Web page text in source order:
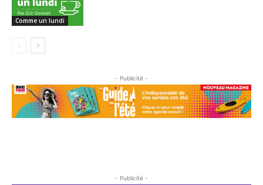
Comme un lundi
- Publicité -
- Publicité -